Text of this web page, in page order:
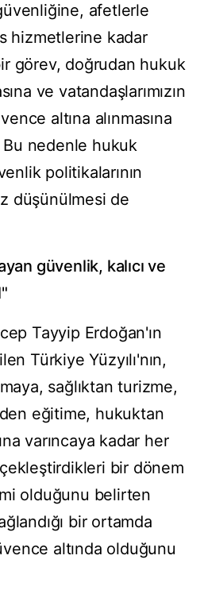
afetlerle
hizmetlerine kadar
görev, doğrudan hukuk
ve vatandaşlarımızın
altına alınmasına
nedenle hukuk
politikalarının
düşünülmesi de
güvenlik, kalıcı ve
Tayyip Erdoğan'ın
Türkiye Yüzyılı'nın,
sağlıktan turizme,
eğitime, hukuktan
varıncaya kadar her
bir dönem
olduğunu belirten
bir ortamda
altında olduğunu